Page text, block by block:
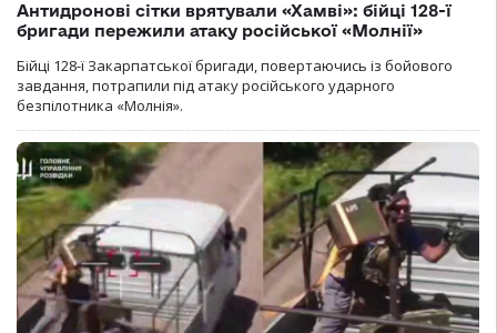
Антидронові сітки врятували «Хамві»: бійці 128-ї
бригади пережили атаку російської «Молнії»
Бійці 128-ї Закарпатської бригади, повертаючись із бойового
завдання, потрапили під атаку російського ударного
безпілотника «Молнія».